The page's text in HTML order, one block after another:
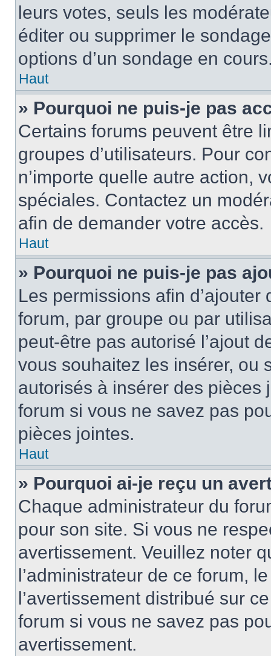
leurs votes, seuls les
éditer ou supprimer le
options d’un sondage en
Haut
» Pourquoi ne puis-je pas
Certains forums peuvent être
groupes d’utilisateurs. Pour
n’importe quelle autre action,
spéciales. Contactez un
afin de demander votre accès.
Haut
» Pourquoi ne puis-je pas
Les permissions afin
forum, par groupe ou par
peut-être pas autorisé l’ajout
vous souhaitez les insérer, ou
autorisés à insérer des pièces
forum si vous ne savez pas
pièces jointes.
Haut
» Pourquoi ai-je reçu un
Chaque administrateur du
pour son site. Si vous ne
avertissement. Veuillez noter
l’administrateur de ce forum,
l’avertissement distribué sur
forum si vous ne savez pas
avertissement.